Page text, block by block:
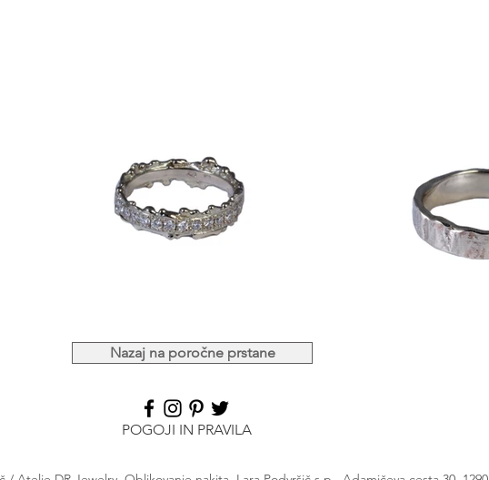
Nazaj na poročne prstane
POGOJI IN PRAVILA